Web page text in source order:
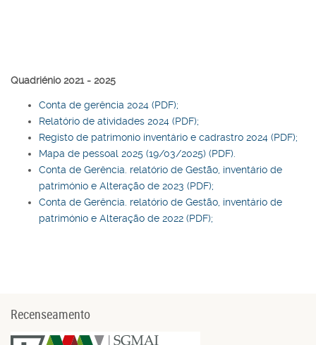
Quadriénio 2021 - 2025
Conta de gerência 2024 (PDF);
Relatório de atividades 2024 (PDF);
Registo de patrimonio inventário e cadrastro 2024 (PDF);
Mapa de pessoal 2025 (19/03/2025) (PDF).
Conta de Gerência. relatório de Gestão, inventário de
património e Alteração de 2023 (PDF);
Conta de Gerência. relatório de Gestão, inventário de
património e Alteração de 2022 (PDF);
Recenseamento